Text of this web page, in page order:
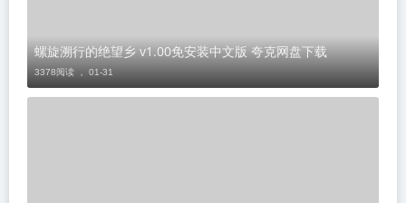
螺旋溯行的绝望乡 v1.00免安装中文版 夸克网盘下载
3378阅读 ， 01-31